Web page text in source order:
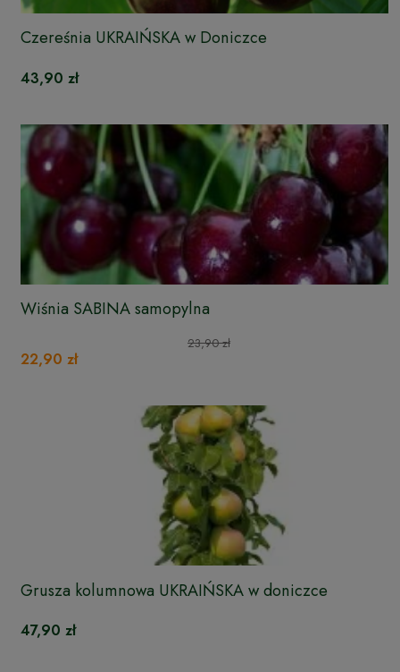
Czereśnia UKRAIŃSKA w Doniczce
43,90 zł
Wiśnia SABINA samopylna
23,90 zł
22,90 zł
Grusza kolumnowa UKRAIŃSKA w doniczce
47,90 zł